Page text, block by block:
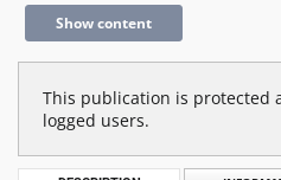
Show content
This publication is protected
logged users.